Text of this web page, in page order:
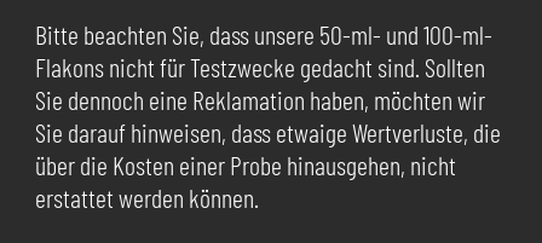
Bitte beachten Sie, dass unsere 50-ml- und 100-ml-
Flakons nicht für Testzwecke gedacht sind. Sollten
Sie dennoch eine Reklamation haben, möchten wir
Sie darauf hinweisen, dass etwaige Wertverluste, die
über die Kosten einer Probe hinausgehen, nicht
erstattet werden können.